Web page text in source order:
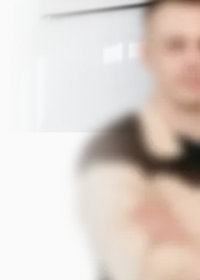
Опишите задачу
Прикрепить фото (до 5 шт.)
точнее оценить задачу)